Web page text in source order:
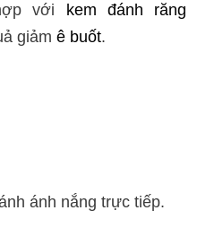
với
kem đánh răng
giảm ê buốt.
ánh nắng trực tiếp.